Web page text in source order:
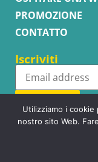
PROMOZIONE
CONTATTO
Iscriviti
Subscribe
Copyright ©
Utilizziamo i cookie
nostro sito Web.